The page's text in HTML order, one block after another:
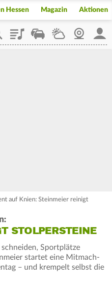
Hessen Magazin Aktionen
PlaylistStaupilotWetterWebcam
auf Knien: Steinmeier reinigt
STOLPERSTEINE
Sportplätze
startet eine Mitmach-
– und krempelt selbst die